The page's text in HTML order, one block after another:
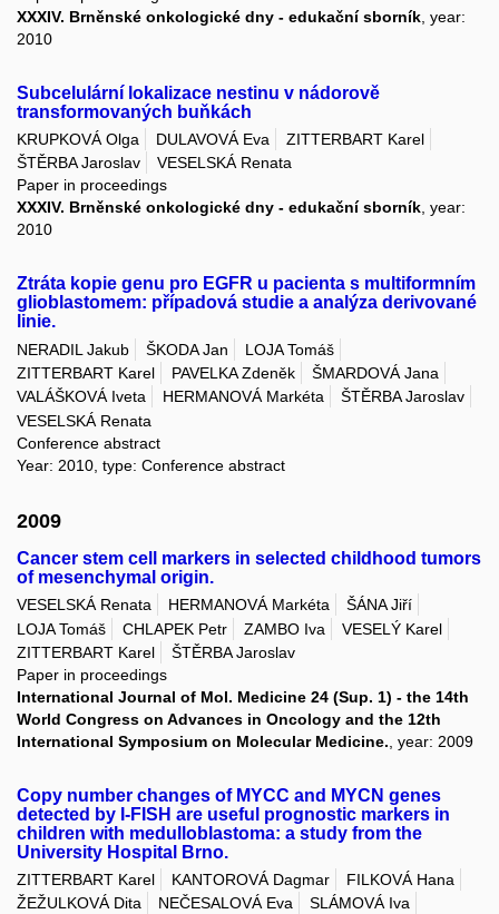
XXXIV. Brněnské onkologické dny - edukační sborník , year:
2010
Subcelulární lokalizace nestinu v nádorově
transformovaných buňkách
KRUPKOVÁ Olga DULAVOVÁ Eva
ZITTERBART Karel
ŠTĚRBA Jaroslav
VESELSKÁ Renata
Paper in proceedings
XXXIV. Brněnské onkologické dny - edukační sborník, year:
2010
Ztráta kopie genu pro EGFR u pacienta s multiformním
glioblastomem: případová studie a analýza derivované
linie.
NERADIL Jakub ŠKODA Jan
LOJA Tomáš
ZITTERBART Karel
PAVELKA Zdeněk
ŠMARDOVÁ Jana
VALÁŠKOVÁ Iveta
HERMANOVÁ Markéta
ŠTĚRBA Jaroslav
VESELSKÁ Renata
Conference abstract
Year: 2010, type: Conference abstract
2009
Cancer stem cell markers in selected childhood tumors
of mesenchymal origin.
VESELSKÁ Renata HERMANOVÁ Markéta
ŠÁNA Jiří
LOJA Tomáš
CHLAPEK Petr ZAMBO Iva
VESELÝ Karel
ZITTERBART Karel
ŠTĚRBA Jaroslav
Paper in proceedings
International Journal of Mol. Medicine 24 (Sup. 1) - the 14th
World Congress on Advances in Oncology and the 12th
International Symposium on Molecular Medicine. , year: 2009
Copy number changes of MYCC and MYCN genes
detected by I-FISH are useful prognostic markers in
children with medulloblastoma: a study from the
University Hospital Brno.
ZITTERBART Karel KANTOROVÁ Dagmar
FILKOVÁ Hana
ŽEŽULKOVÁ Dita
NEČESALOVÁ Eva
SLÁMOVÁ Iva